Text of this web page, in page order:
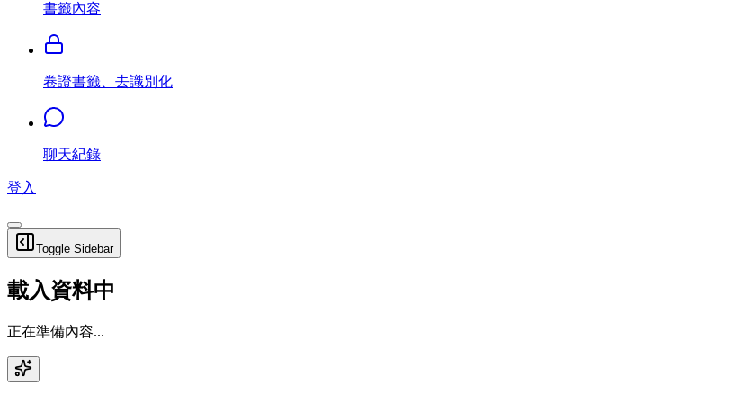
書籤內容
卷證書籤、去識別化
聊天紀錄
登入
Toggle Sidebar
載入資料中
正在準備內容...